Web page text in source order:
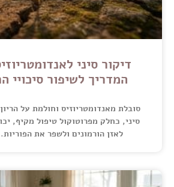
דיקור סיני
המדריך לשיפור סיכויי
סובלת מאנדומטריוזיס וחולמת על
סיני, כחלק מפרוטוקול טיפול מקיף,
לאזן הורמונים ולשפר את